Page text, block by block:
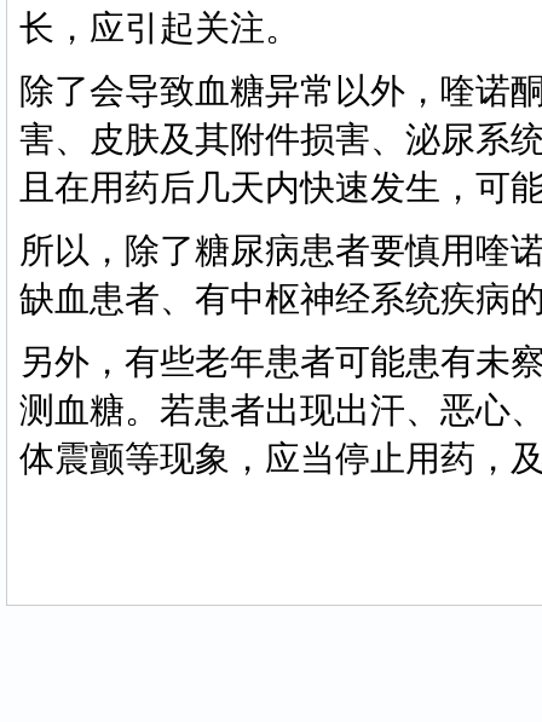
长，应引起关注。
除了会导致血糖异常以外，喹诺
害、皮肤及其附件损害、泌尿系
且在用药后几天内快速发生，可
所以，除了糖尿病患者要慎用喹
缺血患者、有中枢神经系统疾病
另外，有些老年患者可能患有未
测血糖。若患者出现出汗、恶心
体震颤等现象，应当停止用药，